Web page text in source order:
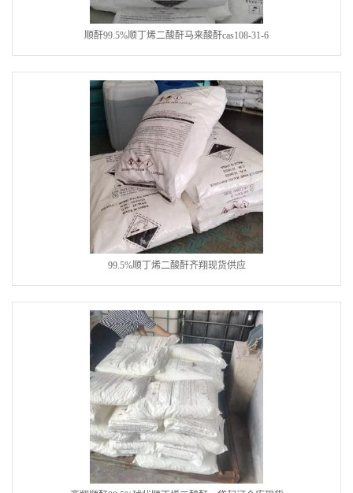
顺酐99.5%顺丁烯二酸酐马来酸酐cas108-31-6
99.5%顺丁烯二酸酐齐翔现货供应